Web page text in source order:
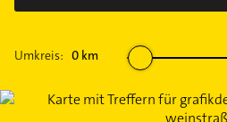
Umkreis: 0 km